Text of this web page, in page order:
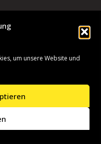
um unsere Website und